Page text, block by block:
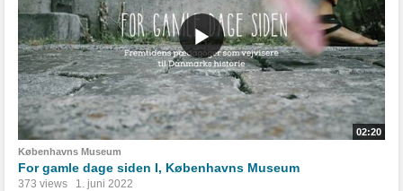
02:20
Københavns Museum
For gamle dage siden I, Københavns Museum
373 views 1. juni 2022